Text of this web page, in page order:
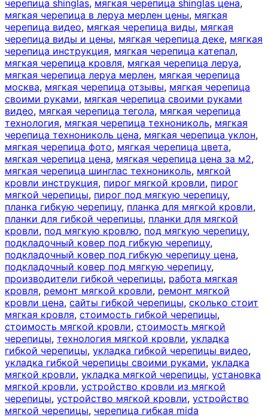
черепица shinglas, мягкая черепица shinglas цена,
мягкая черепица в леруа мерлен цены, мягкая
черепица видео, мягкая черепица виды, мягкая
черепица виды и цены, мягкая черепица деке, мягкая
черепица инструкция, мягкая черепица катепал,
мягкая черепица кровля, мягкая черепица леруа,
мягкая черепица леруа мерлен, мягкая черепица
москва, мягкая черепица отзывы, мягкая черепица
своими руками, мягкая черепица своими руками
видео, мягкая черепица тегола, мягкая черепица
технология, мягкая черепица технониколь, мягкая
черепица технониколь цена, мягкая черепица уклон,
мягкая черепица фото, мягкая черепица цвета,
мягкая черепица цена, мягкая черепица цена за м2,
мягкая черепица шинглас технониколь, мягкой
кровли инструкция, пирог мягкой кровли, пирог
мягкой черепицы, пирог под мягкую черепицу,
планка гибкую черепицу, планка для мягкой кровли,
планки для гибкой черепицы, планки для мягкой
кровли, под мягкую кровлю, под мягкую черепицу,
подкладочный ковер под гибкую черепицу,
подкладочный ковер под гибкую черепицу цена,
подкладочный ковер под мягкую черепицу,
производители гибкой черепицы, работа мягкая
кровля, ремонт мягкой кровли, ремонт мягкой
кровли цена, сайты гибкой черепицы, сколько стоит
мягкая кровля, стоимость гибкой черепицы,
стоимость мягкой кровли, стоимость мягкой
черепицы, технология мягкой кровли, укладка
гибкой черепицы, укладка гибкой черепицы видео,
укладка гибкой черепицы своими руками, укладка
мягкой кровли, укладка мягкой черепицы, установка
мягкой кровли, устройство кровли из мягкой
черепицы, устройство мягкой кровли, устройство
мягкой черепицы, черепица гибкая mida